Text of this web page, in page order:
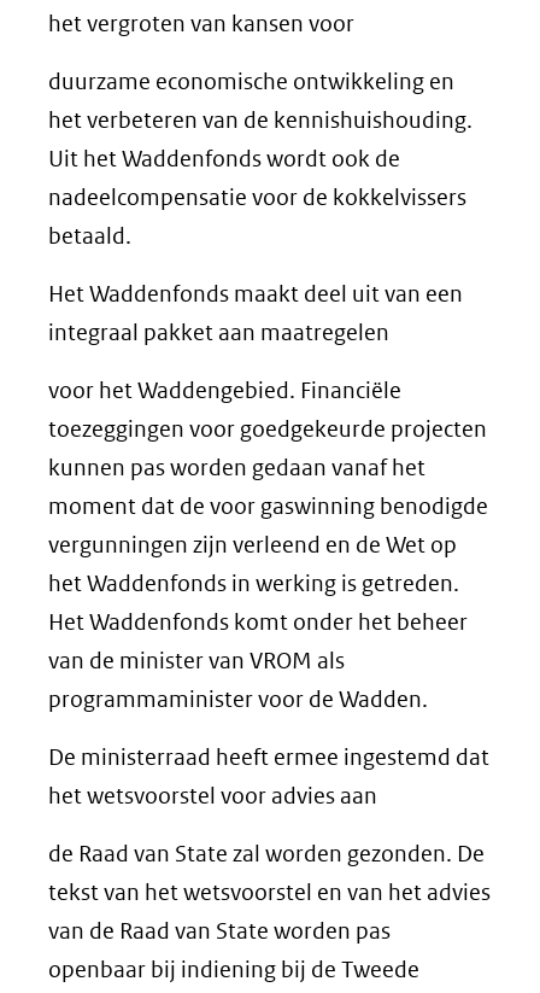
het vergroten van kansen voor
duurzame economische ontwikkeling en
het verbeteren van de kennishuishouding.
Uit het Waddenfonds wordt ook de
nadeelcompensatie voor de kokkelvissers
betaald.
Het Waddenfonds maakt deel uit van een
integraal pakket aan maatregelen
voor het Waddengebied. Financiële
toezeggingen voor goedgekeurde projecten
kunnen pas worden gedaan vanaf het
moment dat de voor gaswinning benodigde
vergunningen zijn verleend en de Wet op
het Waddenfonds in werking is getreden.
Het Waddenfonds komt onder het beheer
van de minister van VROM als
programmaminister voor de Wadden.
De ministerraad heeft ermee ingestemd dat
het wetsvoorstel voor advies aan
de Raad van State zal worden gezonden. De
tekst van het wetsvoorstel en van het advies
van de Raad van State worden pas
openbaar bij indiening bij de Tweede